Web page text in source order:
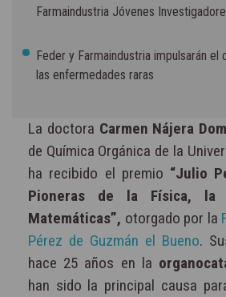
Farmaindustria Jóvenes
Feder y Farmaindustria impulsarán
las enfermedades raras
La doctora Carmen Nájera
de Química Orgánica de la
ha recibido el premio “Julio
Pioneras de la Física, la
Matemáticas”, otorgado por la
Pérez de Guzmán el Bueno.
hace 25 años en la
han sido la principal causa